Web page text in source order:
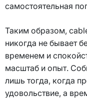
самостоятельная
Таким образом,
никогда не бывает
временем и
масштаб и опыт.
лишь тогда, когда
удовольствие, а